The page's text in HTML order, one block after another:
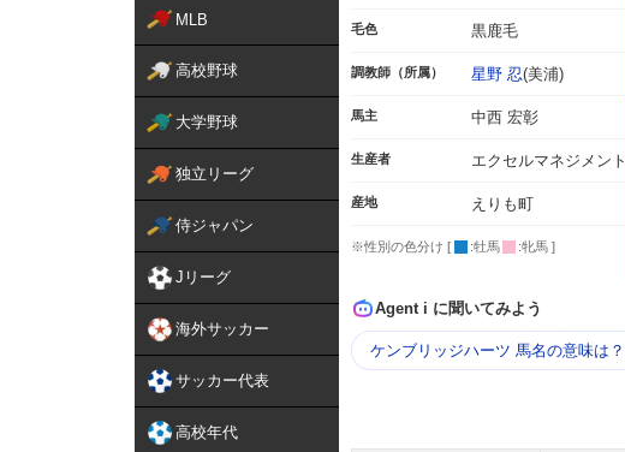
MLB
高校野球
大学野球
独立リーグ
侍ジャパン
Jリーグ
海外サッカー
サッカー代表
高校年代
毛色 黒鹿毛
調教師（所属） 星野 忍(美浦)
馬主 中西 宏彰
生産者 エクセルマネジメント
産地 えりも町
※性別の色分け [ :牡馬 :牝馬 ]
Agent i に聞いてみよう
ケンブリッジハーツ 馬名の意味は？